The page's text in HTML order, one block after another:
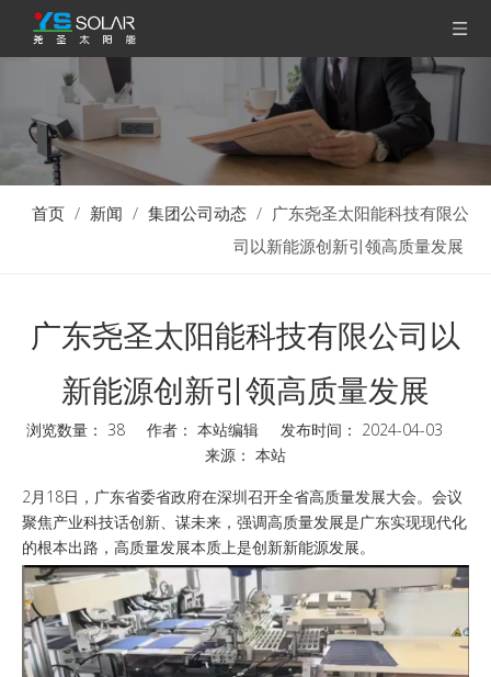
首页 / 新闻 / 集团公司动态 / 广东尧圣太阳能科技有限公
司以新能源创新引领高质量发展
广东尧圣太阳能科技有限公司以
新能源创新引领高质量发展
浏览数量： 38 作者： 本站编辑 发布时间： 2024-04-03
来源： 本站
["wechat","weibo","qzone","douban","email"]
2月18日，广东省委省政府在深圳召开全省高质量发展大会。会议
聚焦产业科技话创新、谋未来，强调高质量发展是广东实现现代化
的根本出路，高质量发展本质上是创新新能源发展。